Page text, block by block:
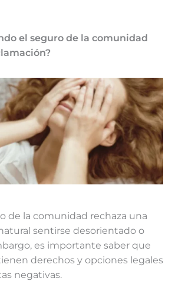
el seguro de la comunidad
de la comunidad rechaza una
sentirse desorientado o
es importante saber que
derechos y opciones legales
negativas.